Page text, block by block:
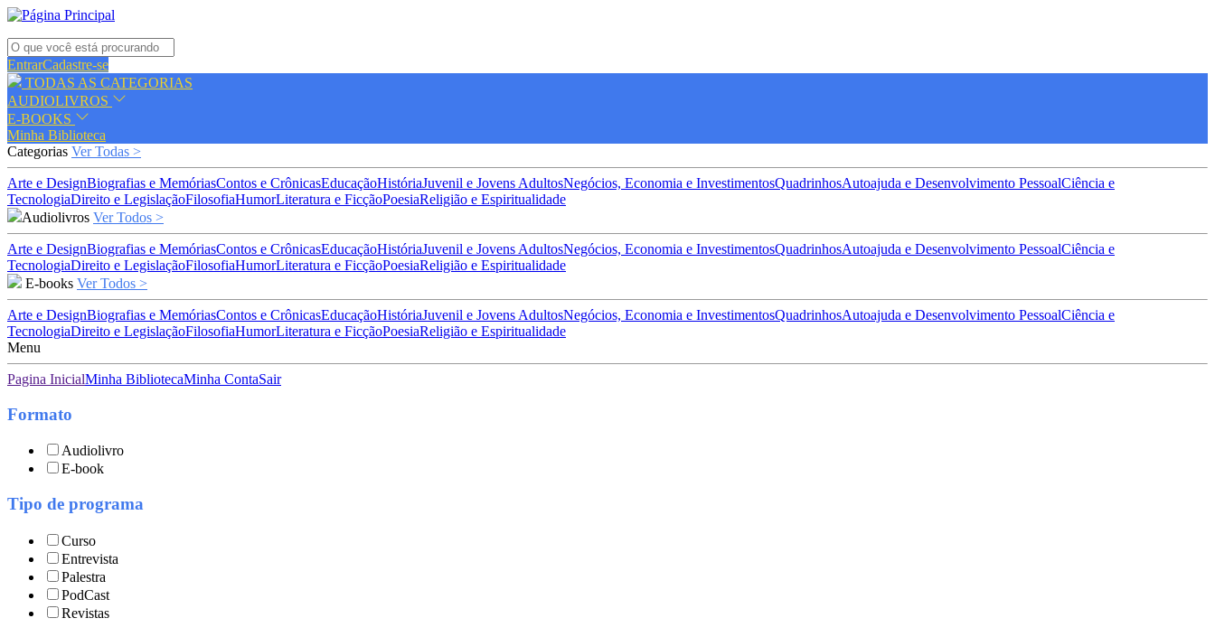
EntrarCadastre-se
TODAS AS CATEGORIAS
AUDIOLIVROS
E-BOOKS
Minha Biblioteca
Categorias Ver Todas >
Arte e DesignBiografias e MemóriasContos e CrônicasEducaçãoHistóriaJuvenil e Jovens AdultosNegócios, Economia e InvestimentosQuadrinhosAutoajuda e Desenvolvimento PessoalCiência e
TecnologiaDireito e LegislaçãoFilosofiaHumorLiteratura e FicçãoPoesiaReligião e Espiritualidade
Audiolivros Ver Todos >
Arte e DesignBiografias e MemóriasContos e CrônicasEducaçãoHistóriaJuvenil e Jovens AdultosNegócios, Economia e InvestimentosQuadrinhosAutoajuda e Desenvolvimento PessoalCiência e
TecnologiaDireito e LegislaçãoFilosofiaHumorLiteratura e FicçãoPoesiaReligião e Espiritualidade
E-books Ver Todos >
Arte e DesignBiografias e MemóriasContos e CrônicasEducaçãoHistóriaJuvenil e Jovens AdultosNegócios, Economia e InvestimentosQuadrinhosAutoajuda e Desenvolvimento PessoalCiência e
TecnologiaDireito e LegislaçãoFilosofiaHumorLiteratura e FicçãoPoesiaReligião e Espiritualidade
Menu
Pagina InicialMinha BibliotecaMinha ContaSair
Formato
Audiolivro
E-book
Tipo de programa
Curso
Entrevista
Palestra
PodCast
Revistas